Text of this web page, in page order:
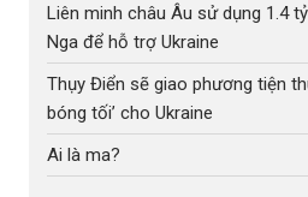
Liên minh châu Âu sử dụng 1.4
Nga để hỗ trợ Ukraine
Thụy Điển sẽ giao phương tiện
bóng tối’ cho Ukraine
Ai là ma?